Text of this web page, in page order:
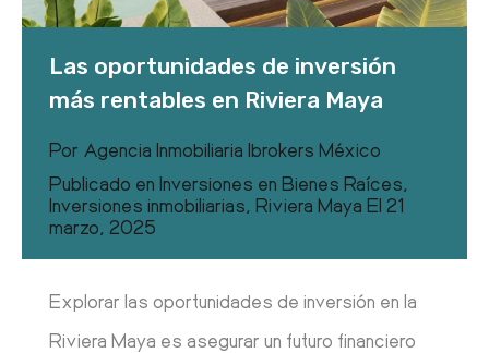
Las oportunidades de inversión
más rentables en Riviera Maya
Por Agencia Inmobiliaria Ibrokers México
Publicado en Inversiones en Bienes Raíces,
Inversiones inmobiliarias, Riviera Maya El 21
marzo, 2025
Explorar las oportunidades de inversión en la
Riviera Maya es asegurar un futuro financiero